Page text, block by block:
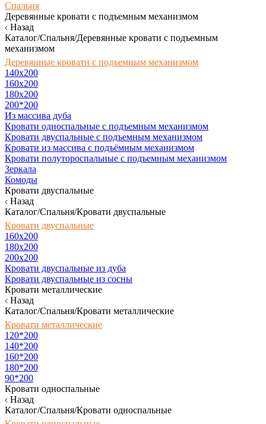
Спальня
Деревянные кровати с подъемным механизмом
Назад
Каталог/Спальня/Деревянные кровати с подъемным
механизмом
Деревянные кровати с подъемным механизмом
140x200
160х200
180х200
200*200
Из массива дуба
Кровати односпальные с подъемным механизмом
Кровати двуспальные с подъемным механизмом
Кровати из массива с подъёмным механизмом
Кровати полутороспальные с подъемным механизмом
Зеркала
Комоды
Кровати двуспальные
Назад
Каталог/Спальня/Кровати двуспальные
Кровати двуспальные
160х200
180x200
200x200
Кровати двуспальные из дуба
Кровати двуспальные из сосны
Кровати металлические
Назад
Каталог/Спальня/Кровати металлические
Кровати металлические
120*200
140*200
160*200
180*200
90*200
Кровати односпальные
Назад
Каталог/Спальня/Кровати односпальные